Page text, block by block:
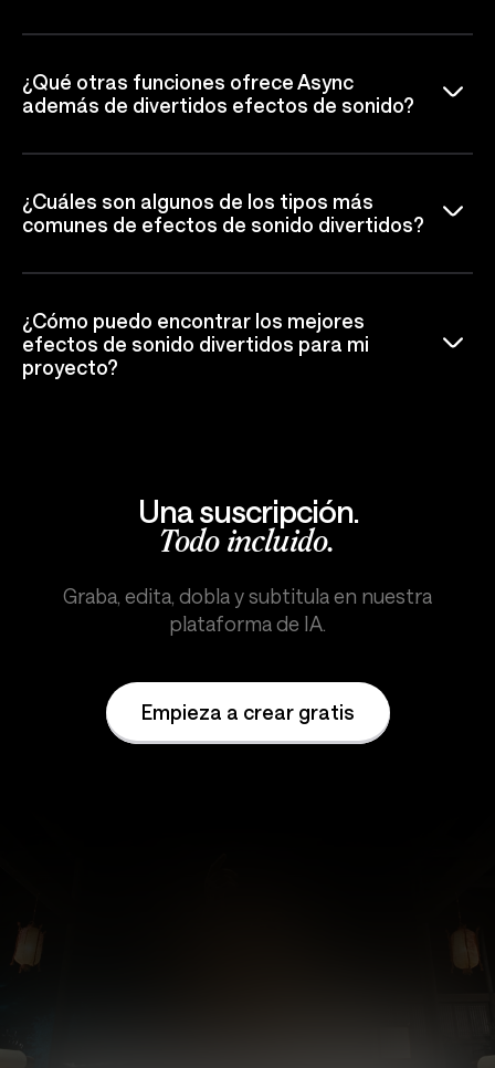
¿Qué otras funciones ofrece Async
además de divertidos efectos de sonido?
¿Cuáles son algunos de los tipos más
comunes de efectos de sonido divertidos?
¿Cómo puedo encontrar los mejores
efectos de sonido divertidos para mi
proyecto?
Una suscripción.
Todo incluido.
Graba, edita, dobla y subtitula en nuestra
plataforma de IA.
Empieza a crear gratis